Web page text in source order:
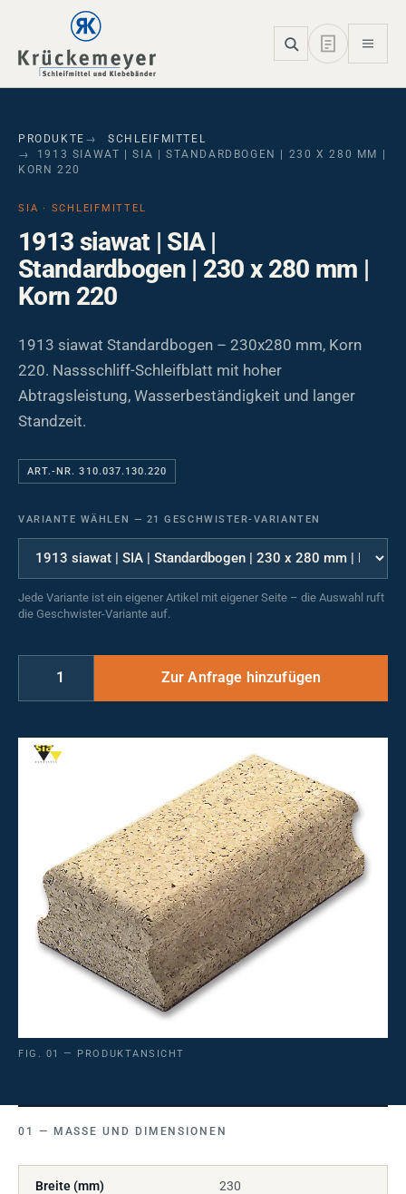
Skip to main navigation
Skip to main content
Skip to page footer
PRODUKTE
SCHLEIFMITTEL
1913 SIAWAT | SIA | STANDARDBOGEN | 230 X 280 MM |
KORN 220
SIA · SCHLEIFMITTEL
1913 siawat | SIA |
Standardbogen | 230 x 280 mm |
Korn 220
1913 siawat Standardbogen – 230x280 mm, Korn
220. Nassschliff-Schleifblatt mit hoher
Abtragsleistung, Wasserbeständigkeit und langer
Standzeit.
ART.-NR. 310.037.130.220
VARIANTE WÄHLEN — 21 GESCHWISTER-VARIANTEN
Jede Variante ist ein eigener Artikel mit eigener Seite – die Auswahl ruft
die Geschwister-Variante auf.
FIG. 01 — PRODUKTANSICHT
MASSE UND DIMENSIONEN
Breite (mm) 230